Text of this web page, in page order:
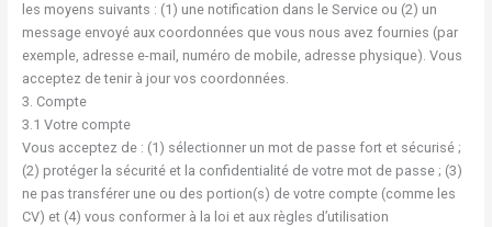
les moyens suivants : (1) une notification dans le Service ou (2) un
message envoyé aux coordonnées que vous nous avez fournies (par
exemple, adresse e-mail, numéro de mobile, adresse physique). Vous
acceptez de tenir à jour vos coordonnées.
3. Compte
3.1 Votre compte
Vous acceptez de : (1) sélectionner un mot de passe fort et sécurisé ;
(2) protéger la sécurité et la confidentialité de votre mot de passe ; (3)
ne pas transférer une ou des portion(s) de votre compte (comme les
CV) et (4) vous conformer à la loi et aux règles d’utilisation